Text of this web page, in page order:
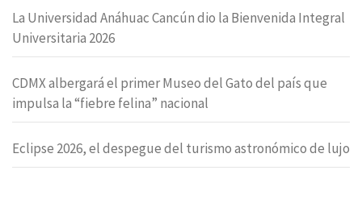
La Universidad Anáhuac Cancún dio la Bienvenida Integral
Universitaria 2026
CDMX albergará el primer Museo del Gato del país que
impulsa la “fiebre felina” nacional
Eclipse 2026, el despegue del turismo astronómico de lujo